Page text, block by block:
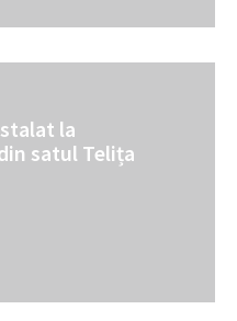
la
satul Telița